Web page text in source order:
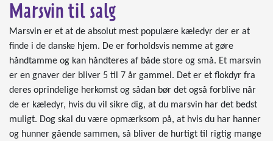
Marsvin til salg
Marsvin er et at de absolut mest populære kæledyr der er at
finde i de danske hjem. De er forholdsvis nemme at gøre
håndtamme og kan håndteres af både store og små. Et marsvin
er en gnaver der bliver 5 til 7 år gammel. Det er et flokdyr fra
deres oprindelige herkomst og sådan bør det også forblive når
de er kæledyr, hvis du vil sikre dig, at du marsvin har det bedst
muligt. Dog skal du være opmærksom på, at hvis du har hanner
og hunner gående sammen, så bliver de hurtigt til rigtig mange